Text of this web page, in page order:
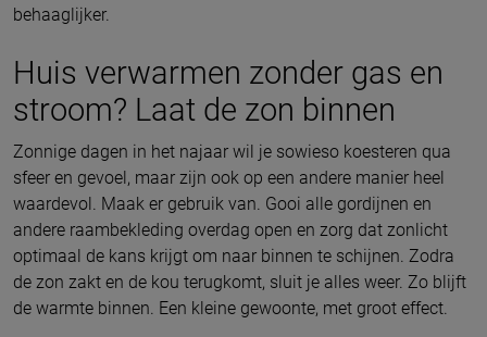
behaaglijker.
Huis verwarmen zonder gas en
stroom? Laat de zon binnen
Zonnige dagen in het najaar wil je sowieso koesteren qua
sfeer en gevoel, maar zijn ook op een andere manier heel
waardevol. Maak er gebruik van. Gooi alle gordijnen en
andere raambekleding overdag open en zorg dat zonlicht
optimaal de kans krijgt om naar binnen te schijnen. Zodra
de zon zakt en de kou terugkomt, sluit je alles weer. Zo blijft
de warmte binnen. Een kleine gewoonte, met groot effect.